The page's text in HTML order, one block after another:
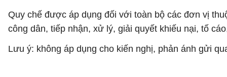
Quy chế được áp dụng đối với toàn bộ các đơn vị
công dân, tiếp nhận, xử lý, giải quyết khiếu nại, tố
Lưu ý: không áp dụng cho kiến nghị, phản ánh gửi